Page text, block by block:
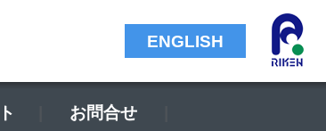
お問合せ
ENGLISH